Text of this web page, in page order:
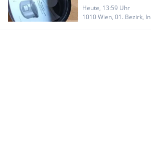
Heute, 13:59 Uhr
1010 Wien, 01. Bezirk,